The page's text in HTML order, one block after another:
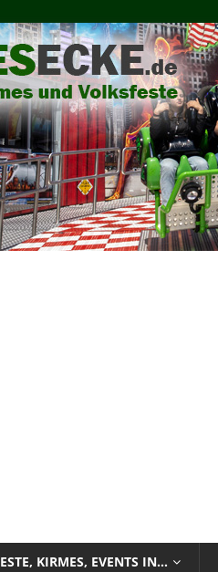
KIRMES, EVENTS IN…